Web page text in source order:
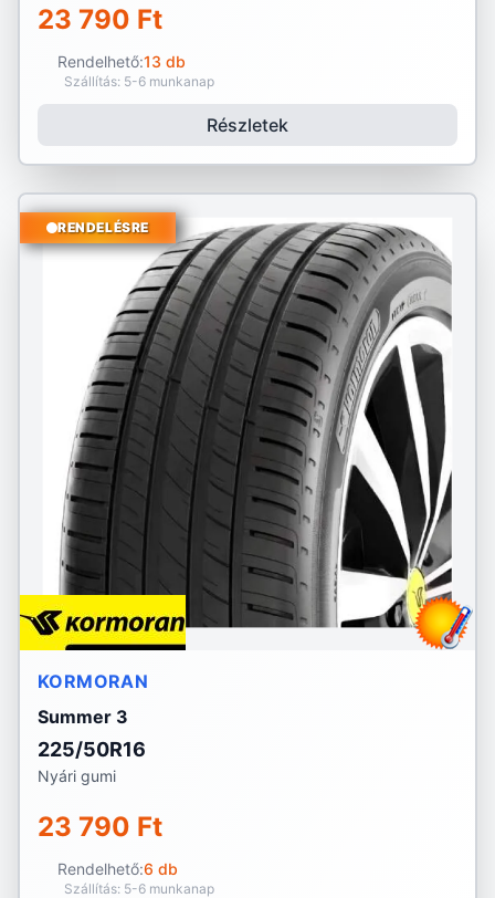
23 790 Ft
Rendelhető:13 db
Szállítás: 5-6 munkanap
Részletek
RENDELÉSRE
KORMORAN
Summer 3
225/50R16
Nyári gumi
23 790 Ft
Rendelhető:6 db
Szállítás: 5-6 munkanap